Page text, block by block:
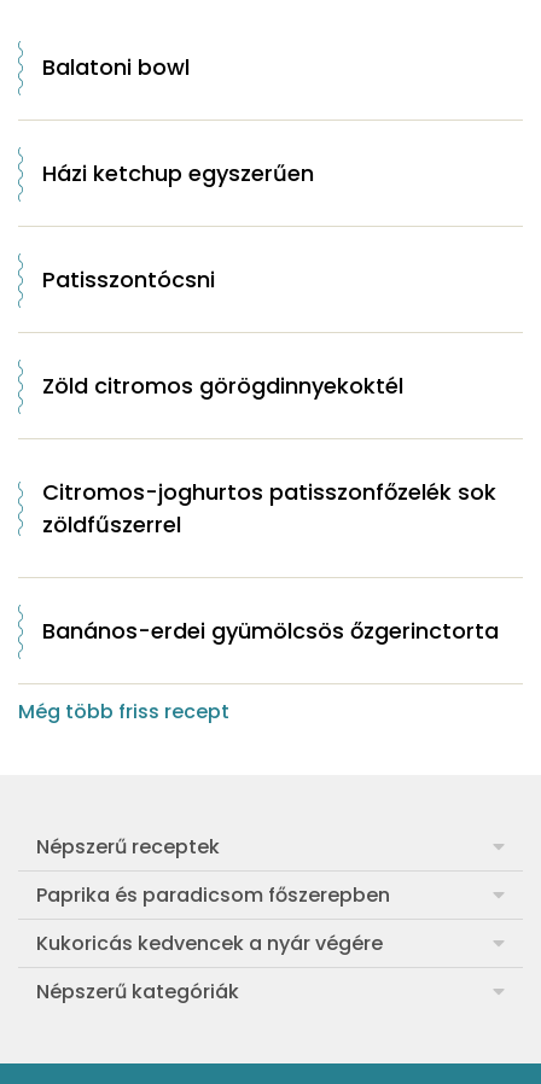
Balatoni bowl
Házi ketchup egyszerűen
Patisszontócsni
Zöld citromos görögdinnyekoktél
Citromos-joghurtos patisszonfőzelék sok
zöldfűszerrel
Banános-erdei gyümölcsös őzgerinctorta
Még több friss recept
Népszerű receptek
Frankfurti leves
Egyszerű muffin
Aranygaluska
Egyszerű krumplifőzelék
Paprika és paradicsom főszerepben
Pan con Tomate
Paradicsom és paprika eltevése télre
Paradicsomos húsgombóc
Kukoricás kedvencek a nyár végére
Legfinomabb főtt kukorica
Népszerű kategóriák